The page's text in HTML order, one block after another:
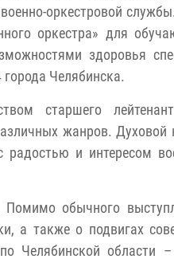
оркестровой
оркестра» для
здоровья
Челябинска.
старшего
жанров. Духовой
и интересом
обычного
а также о подвигах
Челябинской области